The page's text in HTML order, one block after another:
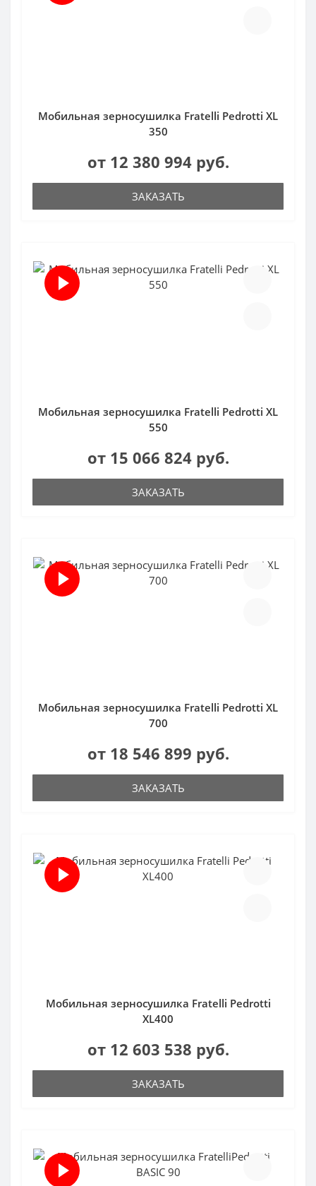
Мобильная зерносушилка Fratelli Pedrotti XL
350
от 12 380 994 руб.
ЗАКАЗАТЬ
Мобильная зерносушилка Fratelli Pedrotti XL
550
от 15 066 824 руб.
ЗАКАЗАТЬ
Мобильная зерносушилка Fratelli Pedrotti XL
700
от 18 546 899 руб.
ЗАКАЗАТЬ
Мобильная зерносушилка Fratelli Pedrotti
XL400
от 12 603 538 руб.
ЗАКАЗАТЬ